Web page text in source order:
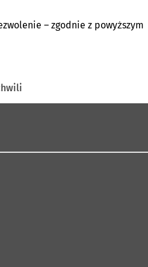
– zgodnie z powyższym